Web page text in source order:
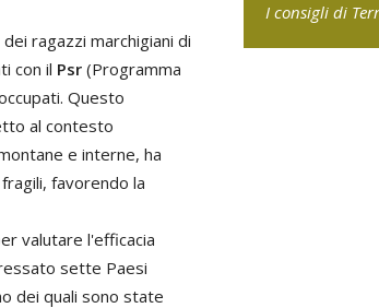
ragazzi marchigiani di
con il Psr (Programma
Questo
al contesto
e interne, ha
favorendo la
valutare l'efficacia
sette Paesi
dei quali sono state
I consigli di